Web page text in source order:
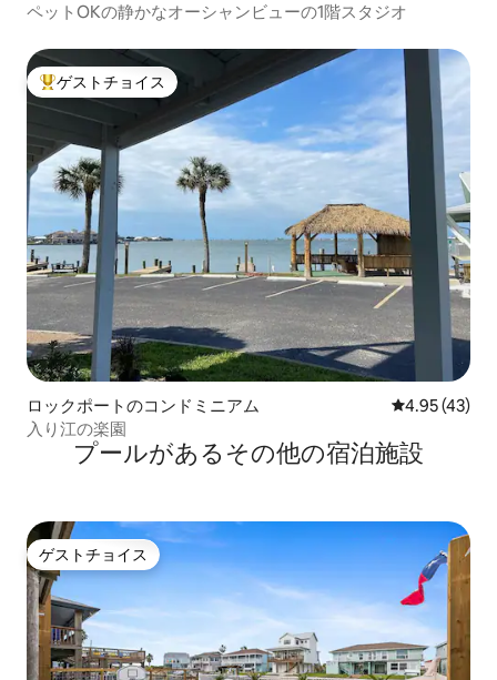
ペットOKの静かなオーシャンビューの1階スタジオ
大好評のゲストチョイスです。
ゲストチョイス
ロックポートのコンドミニアム レビュー43
4.95 (43)
入り江の楽園
プールがあるその他の宿泊施設
ゲストチョイス
ゲストチョイス